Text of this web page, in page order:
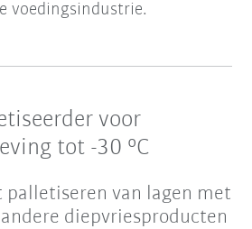
voedingsindustrie.
voor
tot -30 °C
palletiseren van lagen met
diepvriesproducten